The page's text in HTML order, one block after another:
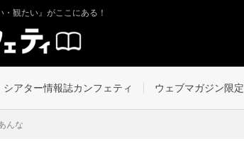
観たい』がここにある！
シアター情報誌カンフェティ ウェブマガジン限定
んな